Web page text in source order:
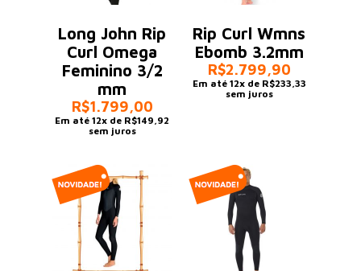
Long John Rip
Curl Omega
Feminino 3/2
mm
R$1.799,00
Em até 12x de R$149,92
sem juros
Rip Curl Wmns
Ebomb 3.2mm
R$2.799,90
Em até 12x de R$233,33
sem juros